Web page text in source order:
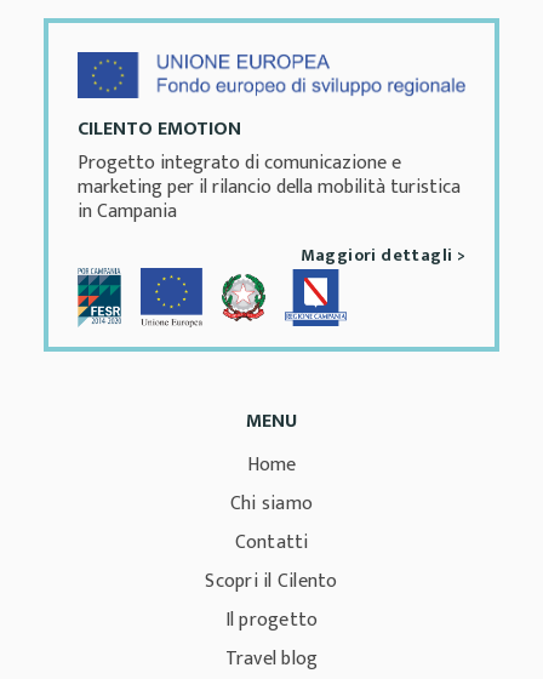
CILENTO EMOTION
Progetto integrato di comunicazione e
marketing per il rilancio della mobilità turistica
in Campania
Maggiori dettagli >
MENU
Home
Chi siamo
Contatti
Scopri il Cilento
Il progetto
Travel blog